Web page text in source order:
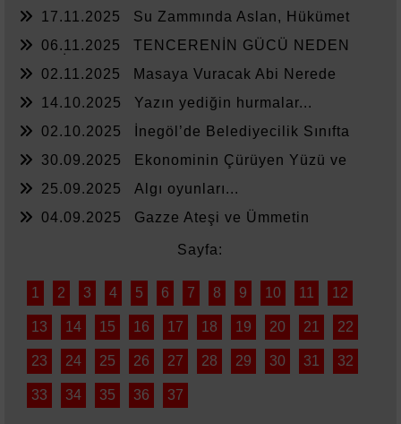
17.11.2025
Su Zammında Aslan, Hükümet
06.11.2025
TENCERENİN GÜCÜ NEDEN
02.11.2025
Masaya Vuracak Abi Nerede
14.10.2025
Yazın yediğin hurmalar...
02.10.2025
İnegöl’de Belediyecilik Sınıfta
30.09.2025
Ekonominin Çürüyen Yüzü ve
25.09.2025
Algı oyunları...
04.09.2025
Gazze Ateşi ve Ümmetin
Sayfa:
1 2 3 4 5 6 7 8 9 10 11 12
13 14 15 16 17 18 19 20 21 22
23 24 25 26 27 28 29 30 31 32
33 34 35 36 37